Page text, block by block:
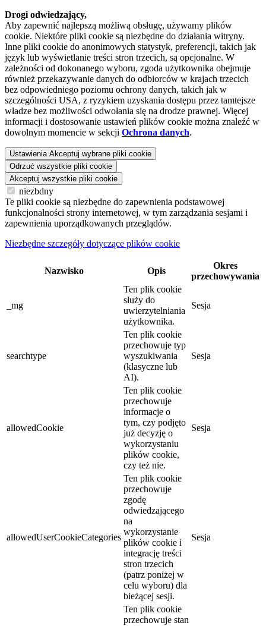
Drogi odwiedzający,
Aby zapewnić najlepszą możliwą obsługę, używamy plików
cookie. Niektóre pliki cookie są niezbędne do działania witryny.
Inne pliki cookie do anonimowych statystyk, preferencji, takich jak
język lub wyświetlanie treści stron trzecich, są opcjonalne. W
zależności od dokonanego wyboru, zgoda użytkownika obejmuje
również przekazywanie danych do odbiorców w krajach trzecich
bez odpowiedniego poziomu ochrony danych, takich jak w
szczególności USA, z ryzykiem uzyskania dostępu przez tamtejsze
władze bez możliwości odwołania się na drodze prawnej. Więcej
informacji i dostosowanie ustawień plików cookie można znaleźć w
dowolnym momencie w sekcji Ochrona danych.
Ustawienia Akceptuj wybrane pliki cookie
Odrzuć wszystkie pliki cookie
Akceptuj wszystkie pliki cookie
niezbdny
Te pliki cookie są niezbędne do zapewnienia podstawowej
funkcjonalności strony internetowej, w tym zarządzania sesjami i
zapewnienia uporządkowanych przeglądów.
Niezbędne szczegóły dotyczące plików cookie
Nazwisko Opis
Okres
przechowywania
_mg
Ten plik cookie
służy do
uwierzytelniania
użytkownika.
Sesja
searchtype
Ten plik cookie
przechowuje typ
wyszukiwania
(klasyczne lub
AI).
Sesja
allowedCookie
Ten plik cookie
przechowuje
informacje o
tym, czy podjęto
już decyzję o
wykorzystaniu
plików cookie,
czy też nie.
Sesja
allowedUserCookieCategories
Ten plik cookie
przechowuje
zgodę
odwiedzającego
na
wykorzystanie
plików cookie i
integrację treści
stron trzecich
(patrz poniżej w
celu wyboru) dla
bieżącej sesji.
Sesja
Ten plik cookie
przechowuje stan